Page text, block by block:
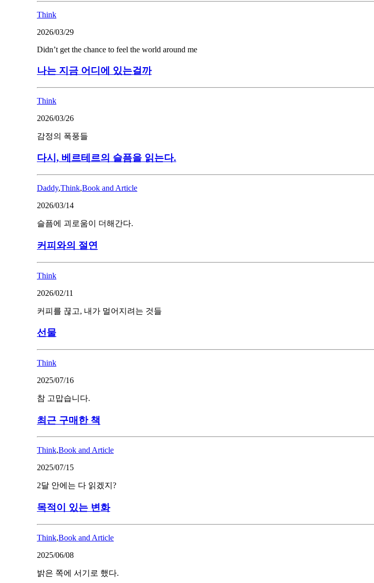
Think
2026/03/29
Didn’t get the chance to feel the world around me
나는 지금 어디에 있는걸까
Think
2026/03/26
감정의 폭풍들
다시, 베르테르의 슬픔을 읽는다.
Daddy,Think,Book and Article
2026/03/14
슬픔에 괴로움이 더해간다.
커피와의 절연
Think
2026/02/11
커피를 끊고, 내가 멀어지려는 것들
선물
Think
2025/07/16
참 고맙습니다.
최근 구매한 책
Think,Book and Article
2025/07/15
2달 안에는 다 읽겠지?
목적이 있는 변화
Think,Book and Article
2025/06/08
밝은 쪽에 서기로 했다.